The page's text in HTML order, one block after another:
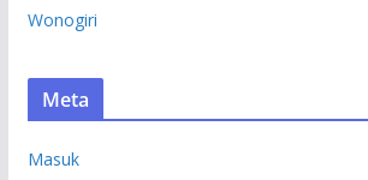
Wonogiri
Meta
Masuk